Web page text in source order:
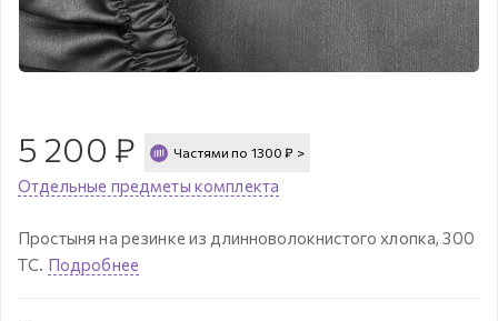
5 200 ₽ Частями по 1300 ₽ >
Отдельные предметы комплекта
Простыня на резинке из длинноволокнистого хлопка, 300
ТС. Подробнее